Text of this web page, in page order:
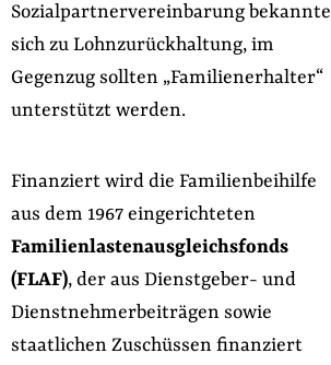
Sozialpartnervereinbarung bekannte
sich zu Lohnzurückhaltung, im
Gegenzug sollten „Familienerhalter“
unterstützt werden.
Finanziert wird die Familienbeihilfe
aus dem 1967 eingerichteten
Familienlastenausgleichsfonds
(FLAF), der aus Dienstgeber- und
Dienstnehmerbeiträgen sowie
staatlichen Zuschüssen finanziert